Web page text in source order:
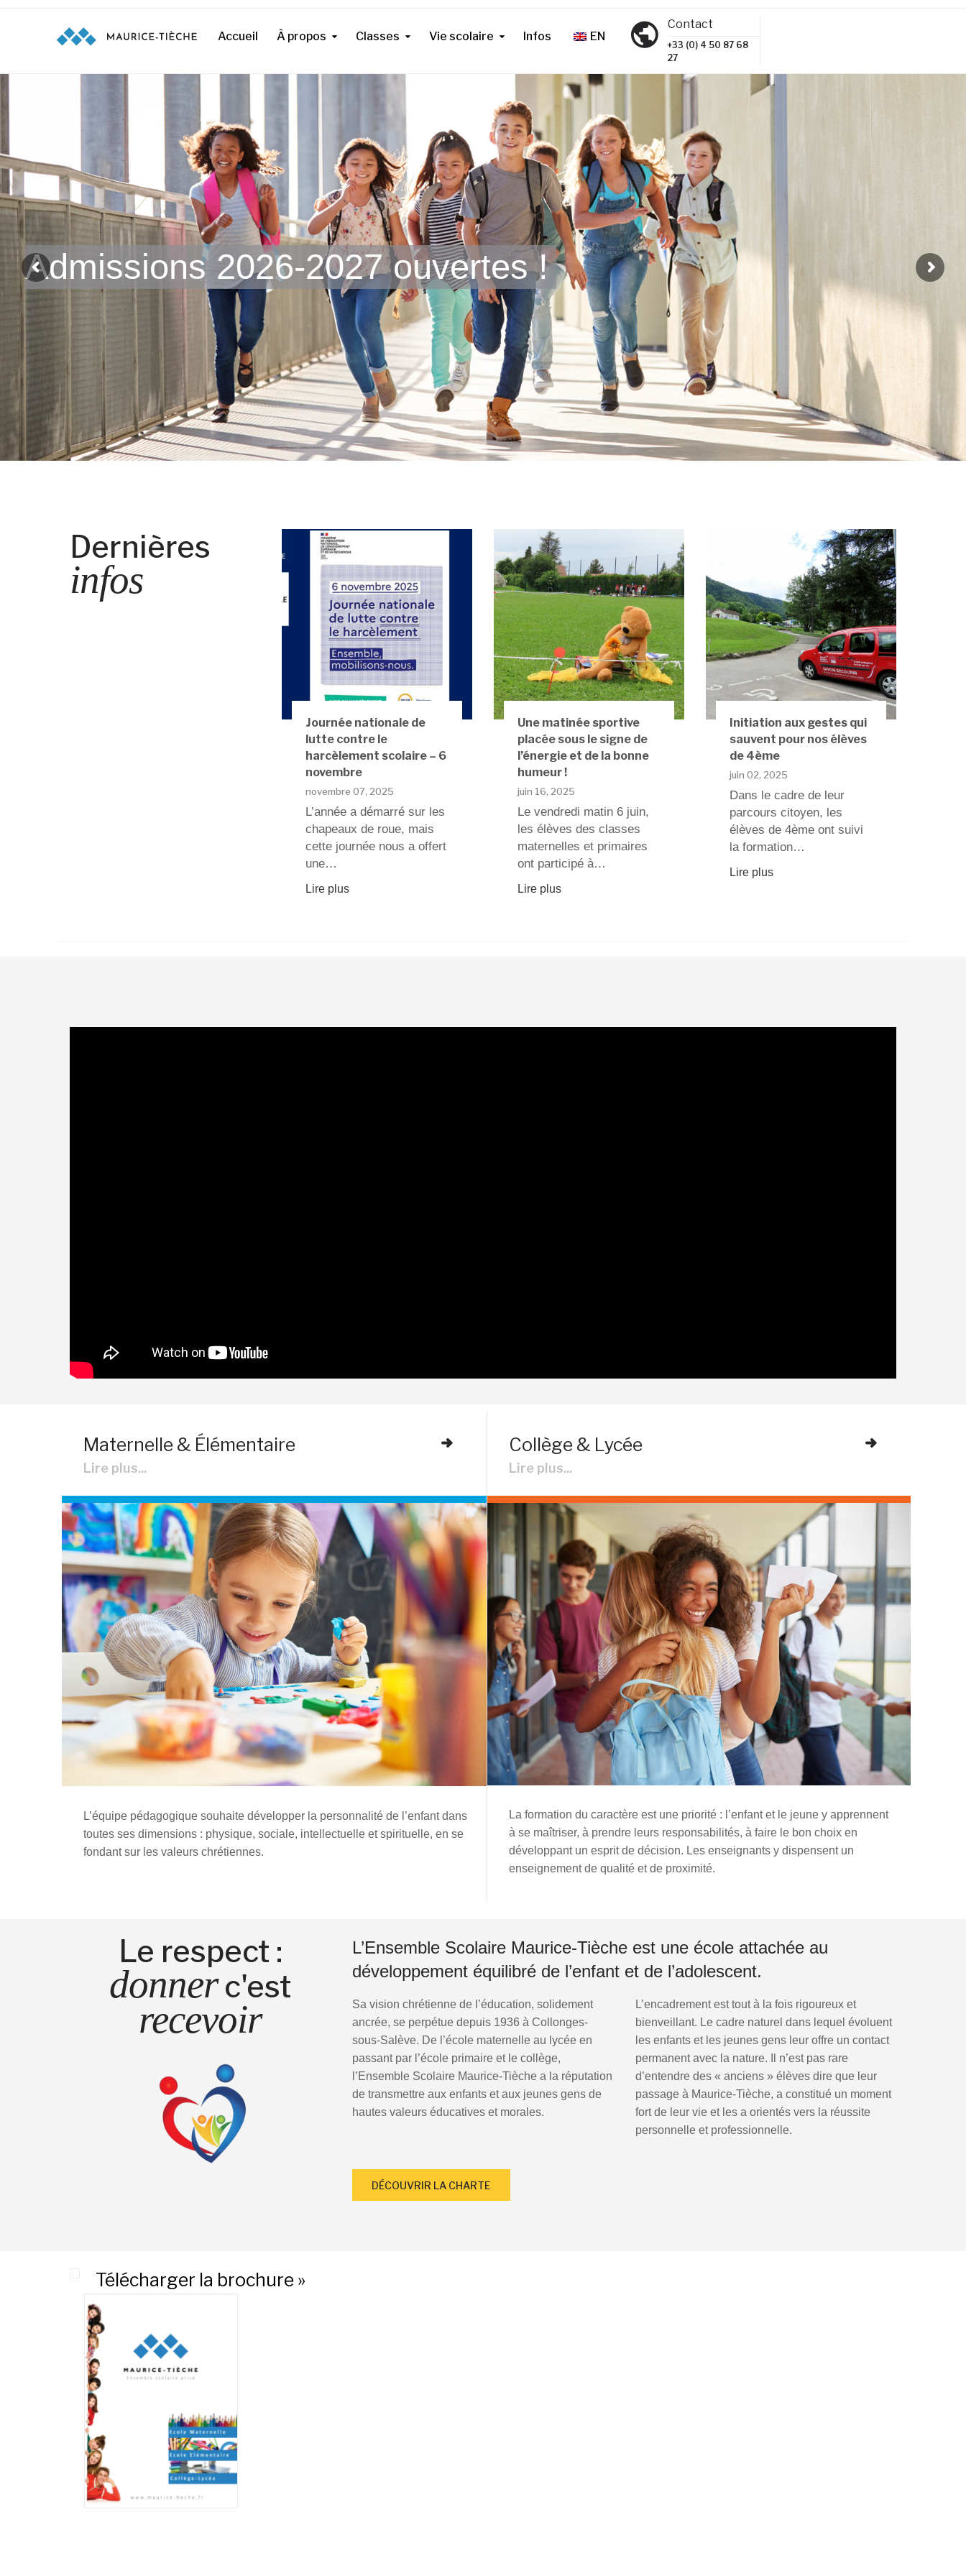
Accueil À propos Classes Vie scolaire Infos EN
Contact
+33 (0) 4 50 87 68
27
Admissions 2026-2027 ouvertes !
Dernières
infos
Journée nationale de
lutte contre le
harcèlement scolaire – 6
novembre
novembre 07, 2025
L’année a démarré sur les
chapeaux de roue, mais
cette journée nous a offert
une…
Lire plus
Une matinée sportive
placée sous le signe de
l’énergie et de la bonne
humeur !
juin 16, 2025
Le vendredi matin 6 juin,
les élèves des classes
maternelles et primaires
ont participé à…
Lire plus
Initiation aux gestes qui
sauvent pour nos élèves
de 4ème
juin 02, 2025
Dans le cadre de leur
parcours citoyen, les
élèves de 4ème ont suivi
la formation…
Lire plus
Maternelle & Élémentaire
Lire plus...
L’équipe pédagogique souhaite développer la personnalité de l’enfant dans
toutes ses dimensions : physique, sociale, intellectuelle et spirituelle, en se
fondant sur les valeurs chrétiennes.
Collège & Lycée
Lire plus...
La formation du caractère est une priorité : l’enfant et le jeune y apprennent
à se maîtriser, à prendre leurs responsabilités, à faire le bon choix en
développant un esprit de décision. Les enseignants y dispensent un
enseignement de qualité et de proximité.
Le respect :
donnerc'est
recevoir
L’Ensemble Scolaire Maurice-Tièche est une école attachée au
développement équilibré de l’enfant et de l’adolescent.
Sa vision chrétienne de l’éducation, solidement
ancrée, se perpétue depuis 1936 à Collonges-
sous-Salève. De l’école maternelle au lycée en
passant par l’école primaire et le collège,
l’Ensemble Scolaire Maurice-Tièche a la réputation
de transmettre aux enfants et aux jeunes gens de
hautes valeurs éducatives et morales.
L’encadrement est tout à la fois rigoureux et
bienveillant. Le cadre naturel dans lequel évoluent
les enfants et les jeunes gens leur offre un contact
permanent avec la nature. Il n’est pas rare
d’entendre des « anciens » élèves dire que leur
passage à Maurice-Tièche, a constitué un moment
fort de leur vie et les a orientés vers la réussite
personnelle et professionnelle.
DÉCOUVRIR LA CHARTE
Télécharger la brochure »